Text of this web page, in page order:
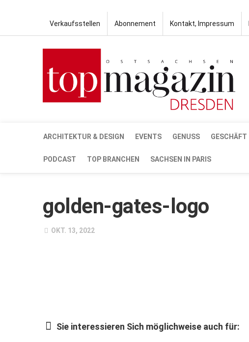
Verkaufsstellen Abonnement Kontakt, Impressum
ARCHITEKTUR & DESIGN EVENTS GENUSS GESCHÄFT
PODCAST TOP BRANCHEN SACHSEN IN PARIS
golden-gates-logo
OKT. 13, 2022
Sie interessieren Sich möglichweise auch für: